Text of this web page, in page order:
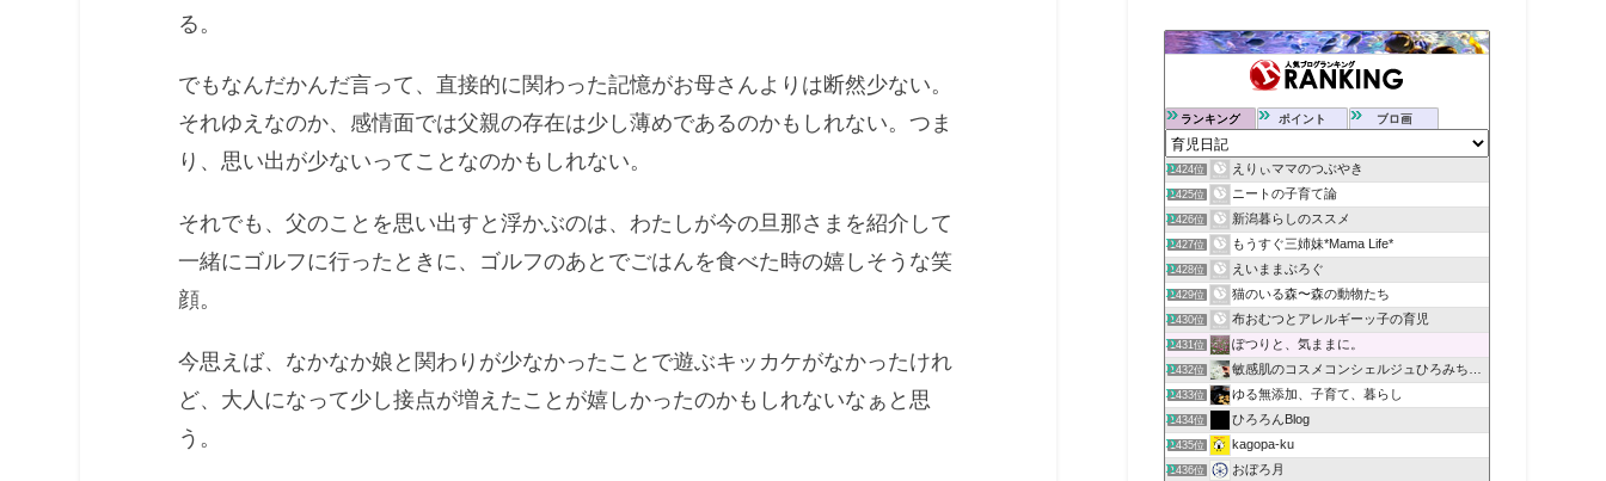
る。
でもなんだかんだ言って、直接的に関わった記憶がお母さんよりは断然少ない。
それゆえなのか、感情面では父親の存在は少し薄めであるのかもしれない。つま
り、思い出が少ないってことなのかもしれない。
それでも、父のことを思い出すと浮かぶのは、わたしが今の旦那さまを紹介して
一緒にゴルフに行ったときに、ゴルフのあとでごはんを食べた時の嬉しそうな笑
顔。
今思えば、なかなか娘と関わりが少なかったことで遊ぶキッカケがなかったけれ
ど、大人になって少し接点が増えたことが嬉しかったのかもしれないなぁと思
う。
ランキング ポイント ブロ画
1424位 えりぃママのつぶやき
1425位 ニートの子育て論
1426位 新潟暮らしのススメ
1427位 もうすぐ三姉妹*Mama Life*
1428位 えいままぶろぐ
1429位 猫のいる森〜森の動物たち
1430位 布おむつとアレルギーッ子の育児
1431位 ぽつりと、気ままに。
1432位 敏感肌のコスメコンシェルジュひろみちのブログ
1433位 ゆる無添加、子育て、暮らし
1434位 ひろろんBlog
1435位 kagopa-ku
1436位 おぼろ月